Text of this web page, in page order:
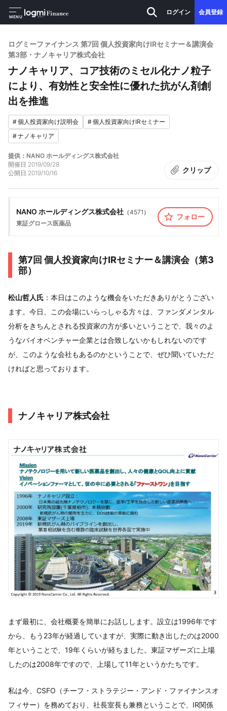
MENU
ログイン 会員登録
ログミーファイナンス 第7回 個人投資家向けIRセミナー＆講演会
第3部・ナノキャリア株式会社
ナノキャリア、コア技術のミセル化ナノ粒子
により、有効性と安全性に優れた抗がん剤創
出を推進
#個人投資家向け説明会 #個人投資家向けIRセミナー
#ナノキャリア
提供：NANO ホールディングス株式会社
開催日 2019/09/28
公開日 2019/10/16 クリップ
NANO ホールディングス株式会社 （4571 ）
東証グロース 医薬品
フォロー
第7回 個人投資家向けIRセミナー＆講演会（第3
部）
松山哲人氏 ：本日はこのような機会をいただきありがとうござい
ます。今日、この会場にいらっしゃる方々は、ファンダメンタル
分析をきちんとされる投資家の方が多いということで、我々のよ
うなバイオベンチャー企業とは合致しないかもしれないのです
が、このような会社もあるのかということで、ぜひ聞いていただ
ければと思っております。
ナノキャリア株式会社
まず最初に、会社概要を簡単にお話しします。設立は1996年です
から、もう23年が経過していますが、実際に動き出したのは2000
年ということで、19年くらいが経ちました。東証マザーズに上場
したのは2008年ですので、上場して11年というかたちです。
私は今、CSFO（チーフ・ストラテジー・アンド・ファイナンスオ
フィサー）を務めており、社長室長も兼務ということで、IR関係